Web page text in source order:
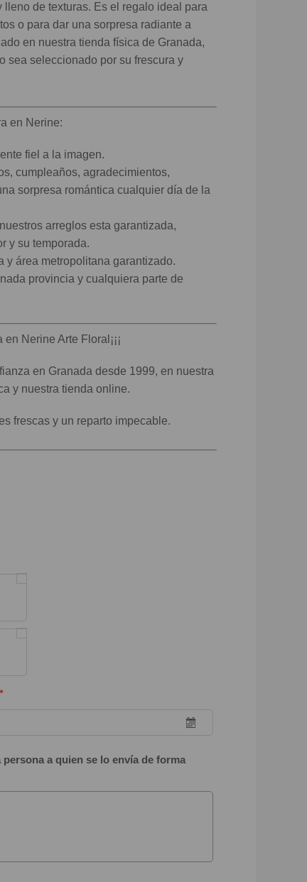
de texturas. Es el regalo ideal para
o para dar una sorpresa radiante a
en nuestra tienda física de Granada,
sea seleccionado por su frescura y
en Nerine:
fiel a la imagen.
cumpleaños, agradecimientos,
sorpresa romántica cualquier día de la
arreglos esta garantizada,
y su temporada.
y área metropolitana garantizado.
provincia y cualquiera parte de
en Nerine Arte Floral¡¡¡
en Granada desde 1999, en nuestra
y nuestra tienda online.
frescas y un reparto impecable.
*
a quien se lo envía de forma